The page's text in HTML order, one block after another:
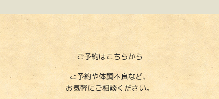
ご予約はこちらから
ご予約や体調不良など、
お気軽にご相談ください。